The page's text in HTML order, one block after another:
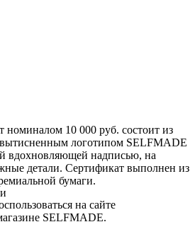
номиналом 10 000 руб. состоит из
вытисненным логотипом SELFMADE
вдохновляющей надписью, на
детали. Сертификат выполнен из
бумаги.
на сайте
SELFMADE.